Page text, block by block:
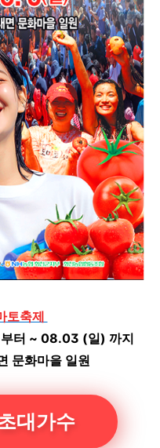
토축제
터 ~ 08.03 (일) 까지
문화마을 일원
대가수